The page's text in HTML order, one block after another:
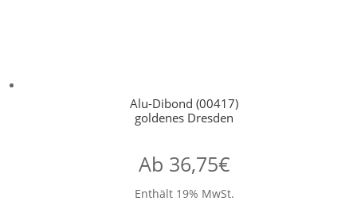
Alu-Dibond (00417)
goldenes Dresden
Ab 36,75€
Enthält 19% MwSt.